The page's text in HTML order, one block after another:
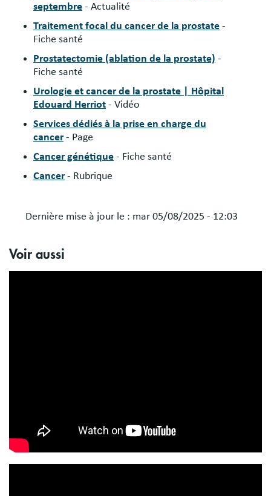
septembre - Actualité
Traitement focal du cancer de la prostate -
Fiche santé
Prostatectomie (ablation de la prostate) -
Fiche santé
Urologie et cancer de la prostate | Hôpital
Edouard Herriot - Vidéo
Services dédiés à la prise en charge du
cancer - Page
Cancer génétique - Fiche santé
Cancer - Rubrique
Dernière mise à jour le : mar 05/08/2025 - 12:03
Voir aussi